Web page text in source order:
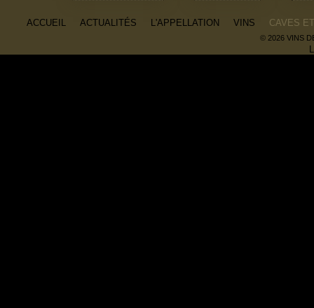
ACCUEIL ACTUALITÉS L'APPELLATION VINS CAVES
© 2026 VINS